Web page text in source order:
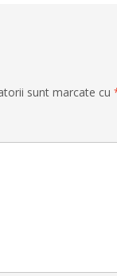
sunt marcate cu